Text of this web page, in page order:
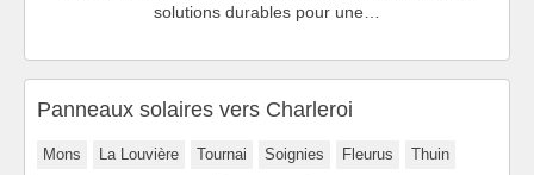
solutions durables pour une…
Panneaux solaires vers Charleroi
Mons La Louvière Tournai Soignies Fleurus
Thuin